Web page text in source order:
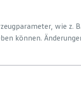
wie z.
können.